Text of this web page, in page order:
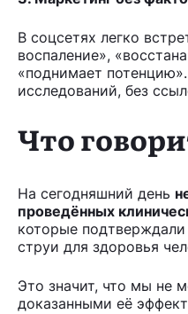
В соцсетях легко
воспаление»,
«поднимает
исследований, без
Что
На сегодняшний день
проведённых
которые
струи для здоровья
Это значит, что мы не
доказанными её